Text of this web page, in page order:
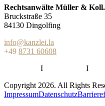
Rechtsanwälte Müller & Koll.
Bruckstraße 35
84130 Dingolfing
info@kanzlei.la
+49 8731 60608
Ι Ι
Copyright 2026. All Rights
ImpressumDatenschutz